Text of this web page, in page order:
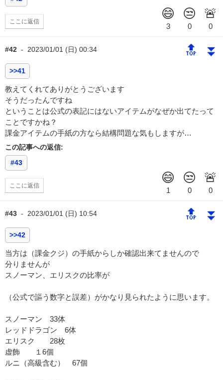
ここに返信
#42 - 2023/01/01 (日) 00:34 🔝 ⏬
>>41
教えてくれてありがとうございます
そうだったんですね
ということは公式の表記にはないアイテムがなぜか出てたって
ことですかね？
課金アイテムの手紙の方なら結構問題な気もしますが…
この記事への返信:
#43
ここに返信
#43 - 2023/01/01 (日) 10:54 🔝 ⏬
>>42
当方は（課金クジ）の手紙からしか確認出来てませんので
分りませんが
スノーマン、エリスクの比率が
（公式で謳う数字と誤差）がかなり見られたように思います。
スノーマン 33体
レッドドラゴン 6体
エリスク 28枚
虚飾 １6個
ルニ（高級含む） 67個